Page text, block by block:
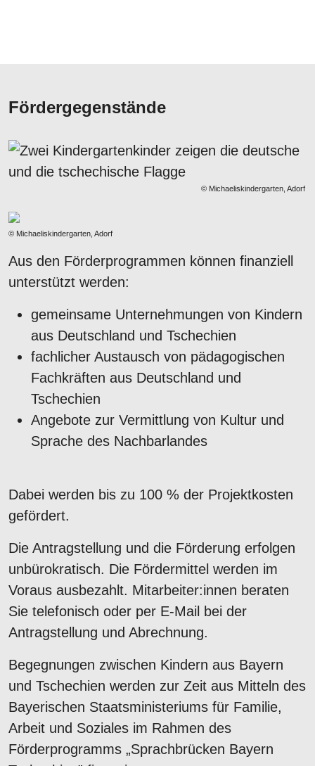
Fördergegenstände
© Michaeliskindergarten, Adorf
© Michaeliskindergarten, Adorf
Aus den Förderprogrammen können finanziell
unterstützt werden:
gemeinsame Unternehmungen von Kindern
aus Deutschland und Tschechien
fachlicher Austausch von pädagogischen
Fachkräften aus Deutschland und
Tschechien
Angebote zur Vermittlung von Kultur und
Sprache des Nachbarlandes
Dabei werden bis zu 100 % der Projektkosten
gefördert.
Die Antragstellung und die Förderung erfolgen
unbürokratisch. Die Fördermittel werden im
Voraus ausbezahlt. Mitarbeiter:innen beraten
Sie telefonisch oder per E-Mail bei der
Antragstellung und Abrechnung.
Begegnungen zwischen Kindern aus Bayern
und Tschechien werden zur Zeit aus Mitteln des
Bayerischen Staatsministeriums für Familie,
Arbeit und Soziales im Rahmen des
Förderprogramms „Sprachbrücken Bayern